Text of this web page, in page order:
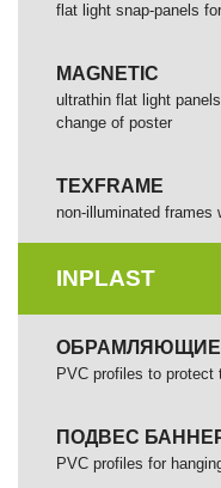
flat light snap-panels
MAGNETIC
ultrathin flat light
change of poster
TEXFRAME
non-illuminated frames
INPLAST
ОБРАМЛЯЮЩИЕ
PVC profiles to protect
ПОДВЕС
PVC profiles for